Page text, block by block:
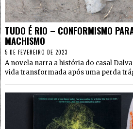
TUDO É RIO – CONFORMISMO
MACHISMO
5 DE FEVEREIRO DE 2023
A novela narra a história do casal
vida transformada após uma perda